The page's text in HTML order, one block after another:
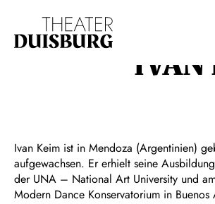
Zur Hauptnavigation springen
Zum Footer springen
Ivan Keim ist in Mendoza (Argentinien)
aufgewachsen. Er erhielt seine
der UNA – National Art University und
Modern Dance Konservatorium in